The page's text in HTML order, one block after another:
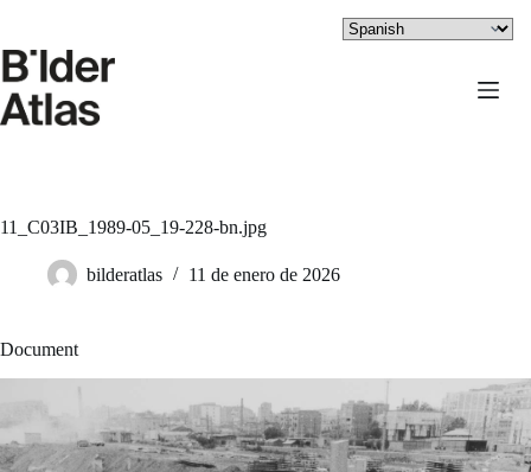
contenido
11_C03IB_1989-05_19-228-bn.jpg
bilderatlas 11 de enero de 2026
Document